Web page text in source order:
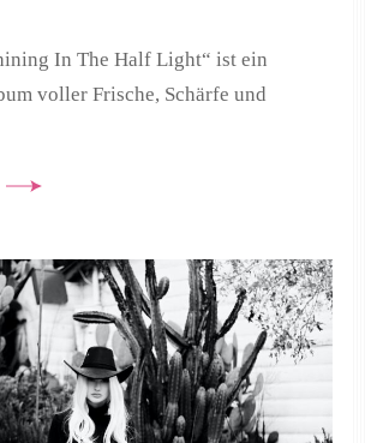
In The Half Light“ ist ein
voller Frische, Schärfe und